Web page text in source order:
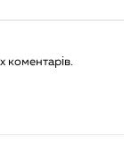
коментарів.